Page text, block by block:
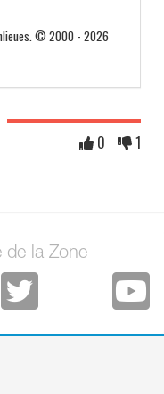
© 2000 - 2026
0 1
de la Zone